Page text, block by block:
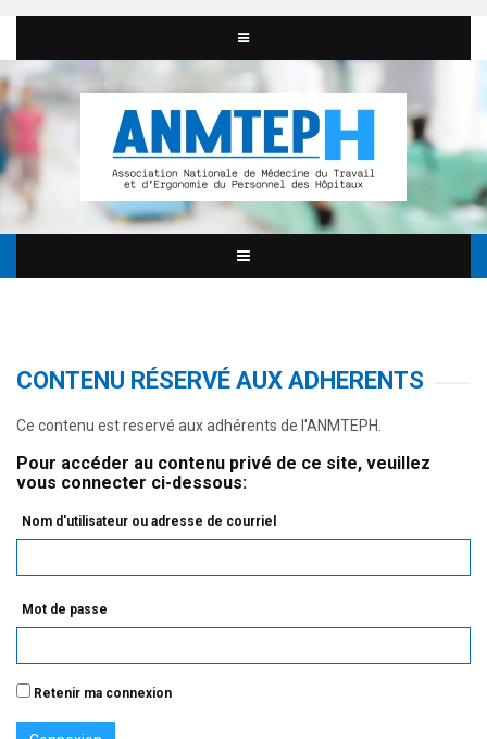
CONTENU RÉSERVÉ AUX ADHERENTS
Ce contenu est reservé aux adhérents de l'ANMTEPH.
Pour accéder au contenu privé de ce site, veuillez
vous connecter ci-dessous:
Nom d'utilisateur ou adresse de courriel
Mot de passe
Retenir ma connexion